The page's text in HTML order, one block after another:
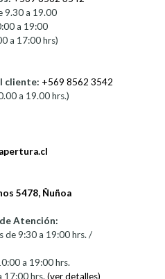
9.30 a 19.00
a 19:00
a 17:00 hrs)
cliente: +569 8562 3542
a 19.00 hrs.)
5478, Ñuñoa
Atención:
de 9:30 a 19:00 hrs. /
a 19:00 hrs.
17:00 hrs. (ver detalles)